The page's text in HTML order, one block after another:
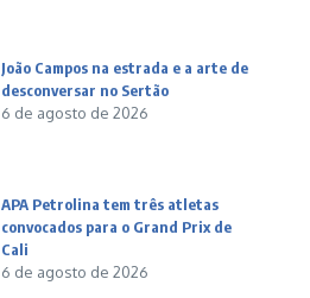
João Campos na estrada e a arte de
desconversar no Sertão
6 de agosto de 2026
APA Petrolina tem três atletas
convocados para o Grand Prix de
Cali
6 de agosto de 2026